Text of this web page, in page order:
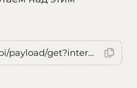
Error: [GET] "/api/payload/get?internal=true&currentLocale=ru": <no response> Failed to fetch